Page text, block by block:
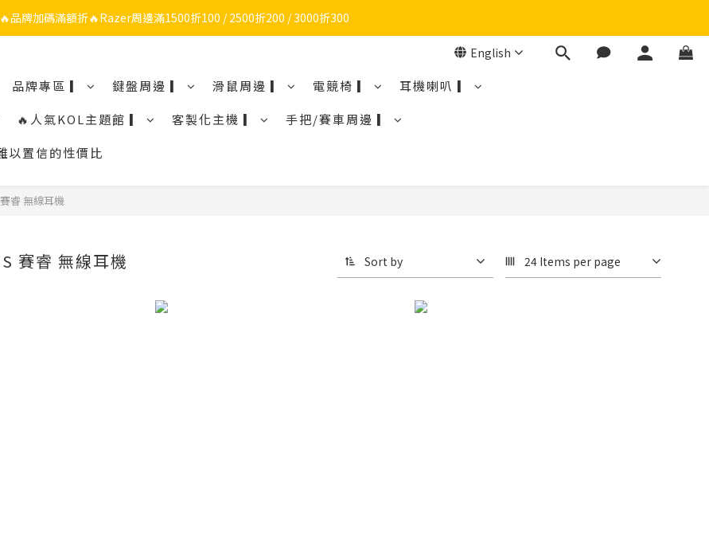
🔥品牌限定滿額折🔥ROG周邊滿1500折100 / 2500折200 / 3000折300
🔥品牌加碼滿額折🔥Razer周邊滿1500折100 / 2500折200 / 3000折300
🔥品牌限定滿額折🔥ROG周邊滿1500折100 / 2500折200 / 3000折300
English
品牌專區 ▎ 鍵盤周邊 ▎ 滑鼠周邊 ▎ 電競椅 ▎
耳機喇叭 ▎
🔥人氣KOL主題館 ▎ 客製化主機 ▎
手把/賽車周邊 ▎
置信的性價比
睿 無線耳機
賽睿 無線耳機 Sort by 24 Items per page